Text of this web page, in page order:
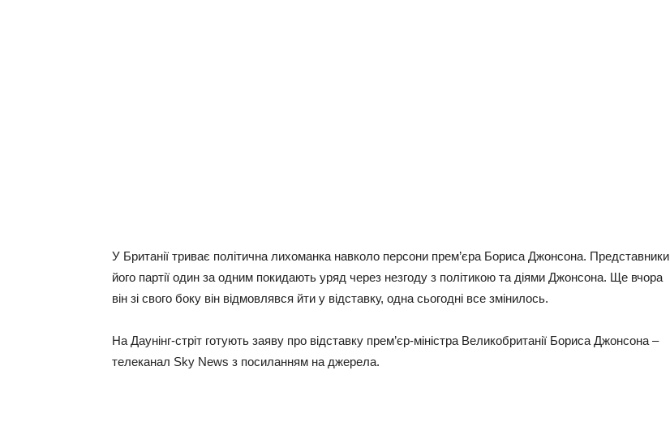
У Британії триває політична лихоманка навколо персони прем’єра Бориса Джонсона. Представники
його партії один за одним покидають уряд через незгоду з політикою та діями Джонсона. Ще вчора
він зі свого боку він відмовлявся йти у відставку, одна сьогодні все змінилось.
На Даунінг-стріт готують заяву про відставку прем’єр-міністра Великобританії Бориса Джонсона –
телеканал Sky News з посиланням на джерела.